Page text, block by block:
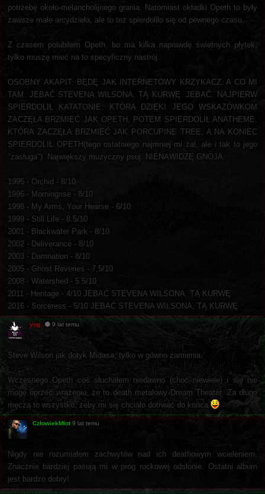
potrzebę około-melancholijnego grania. Natomiast okładki Opeth to były
zawsze małe arcydzieła, ale to też spierdoliło się od pewnego czasu.
Z czasem polubiłem Opeth, bo ma kilka naprawdę świetnych płytek,
tylko muszę mieć na to specyficzny nastrój.
OSOBNY AKAPIT: BĘDĘ JAK INTERNETOWY KRZYKACZ, A CO MI
TAM. JEBAĆ STEVENA WILSONA, TĄ KURWĘ. JEBAĆ. NAJPIERW
SPIERDOLIŁ KATATONIE, KTÓRA DZIĘKI JEGO WSKAZÓWKOM
ZACZĘŁA BRZMIEĆ JAK OPETH, POTEM SPIERDOLIŁ ANATHEME,
KTÓRA ZACZĘŁA BRZMIEĆ JAK PORCUPINE TREE, A NA KONIEC
SPIERDOLIŁ OPETH(tego ostatniego najmniej mi żal, ale i tak to jego
"zasługa"). Największy muzyczny psuj. NIENAWIDZĘ GNOJA.
1995 - Orchid - 8/10
1996 - Morningrise - 8/10
1998 - My Arms, Your Hearse - 6/10
1999 - Still Life - 8.5/10
2001 - Blackwater Park - 8/10
2002 - Deliverance - 8/10
2003 - Damnation - 8/10
2005 - Ghost Reveries - 7,5/10
2008 - Watershed - 5.5/10
2011 - Heritage - 4/10 JEBAĆ STEVENA WILSONA, TĄ KURWĘ
2016 - Sorceress - 5/10 JEBAĆ STEVENA WILSONA, TĄ KURWĘ
yog 9 lat temu
Steve Wilson jak dotyk Midasa, tylko w gówno zamienia.
Wczesnego Opeth coś słuchałem niedawno (choć niewiele) i się nie
mogę oprzeć wrażeniu, że to death metalowy Dream Theater. Za długo
męczą to wszystko, żeby mi się chciało dotrwać do końca
CzłowiekMłot 9 lat temu
Nigdy nie rozumiałem zachwytów nad ich deathowym wcieleniem.
Znacznie bardziej pasują mi w prog rockowej odsłonie. Ostatni album
jest bardzo dobry!